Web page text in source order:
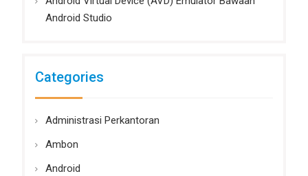
Android Studio
Categories
Administrasi Perkantoran
Ambon
Android